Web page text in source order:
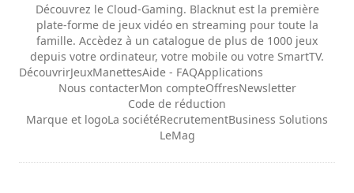
Découvrez le Cloud-Gaming. Blacknut est la première
plate-forme de jeux vidéo en streaming pour toute la
famille. Accèdez à un catalogue de plus de 1000 jeux
depuis votre ordinateur, votre mobile ou votre SmartTV.
DécouvrirJeuxManettesAide - FAQApplications
Nous contacterMon compteOffresNewsletter
Code de réduction
Marque et logoLa sociétéRecrutementBusiness Solutions
LeMag